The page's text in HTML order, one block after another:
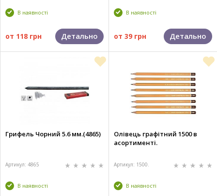
В наявності
от 118 грн Детально
В наявності
от 39 грн Детально
Грифель Чорний 5.6 мм.(4865)
Артикул: 4865
В наявності
Олівець графітний 1500 в
асортименті.
Артикул: 1500.
В наявності